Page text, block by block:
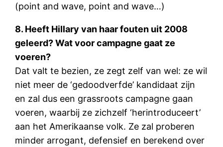
(point and wave, point and wave…)
8. Heeft Hillary van haar fouten uit 2008
geleerd? Wat voor campagne gaat ze
voeren?
Dat valt te bezien, ze zegt zelf van wel: ze wil
niet meer de ‘gedoodverfde’ kandidaat zijn
en zal dus een grassroots campagne gaan
voeren, waarbij ze zichzelf ‘herintroduceert’
aan het Amerikaanse volk. Ze zal proberen
minder arrogant, defensief en berekend over